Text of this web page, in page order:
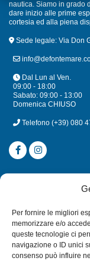
Per fornire le migliori
memorizzare e/o
queste tecnologie ci
navigazione o ID unici
consenso può influire
nautica. Siamo in grado
dare inizio alle prime
cortesia ed alla piena
Sede legale: Via Don
Dal Lun al Ven.
09:00 - 18:00
Sabato: 09:00 - 13:00
Domenica CHIUSO
Telefono (+39) 080
CATEGORIE
MULINELLI
CANNE
ACCESSORI